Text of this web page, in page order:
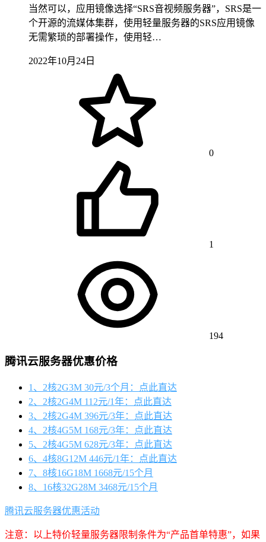
当然可以，应用镜像选择“SRS音视频服务器”，SRS是一
个开源的流媒体集群，使用轻量服务器的SRS应用镜像
无需繁琐的部署操作，使用轻…
2022年10月24日
0
1
194
腾讯云服务器优惠价格
1、2核2G3M 30元/3个月：点此直达
2、2核2G4M 112元/1年：点此直达
3、2核2G4M 396元/3年：点此直达
4、2核4G5M 168元/3年：点此直达
5、2核4G5M 628元/3年：点此直达
6、4核8G12M 446元/1年：点此直达
7、8核16G18M 1668元/15个月
8、16核32G28M 3468元/15个月
腾讯云服务器优惠活动
注意：以上特价轻量服务器限制条件为“产品首单特惠”，如果